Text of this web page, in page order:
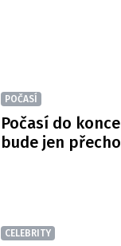
POČASÍ
Počasí do
bude jen
CELEBRITY